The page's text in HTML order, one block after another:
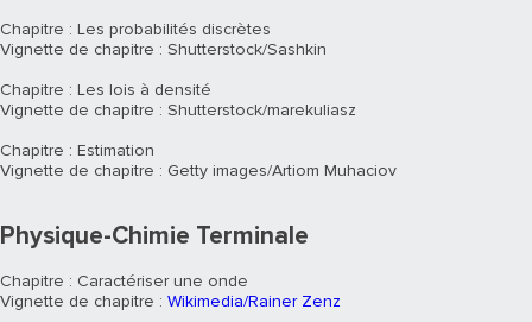
Chapitre : Les probabilités discrètes
Vignette de chapitre : Shutterstock/Sashkin
Chapitre : Les lois à densité
Vignette de chapitre : Shutterstock/marekuliasz
Chapitre : Estimation
Vignette de chapitre : Getty images/Artiom Muhaciov
Physique-Chimie Terminale
Chapitre : Caractériser une onde
Vignette de chapitre : Wikimedia/Rainer Zenz